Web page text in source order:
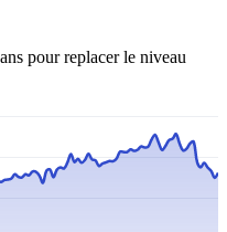
pour replacer le niveau